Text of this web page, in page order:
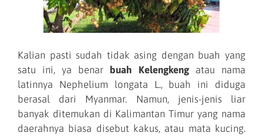
Kalian pasti sudah tidak asing dengan buah yang
satu ini, ya benar buah Kelengkeng atau nama
latinnya Nephelium longata L., buah ini diduga
berasal dari Myanmar. Namun, jenis-jenis liar
banyak ditemukan di Kalimantan Timur yang nama
daerahnya biasa disebut kakus, atau mata kucing.